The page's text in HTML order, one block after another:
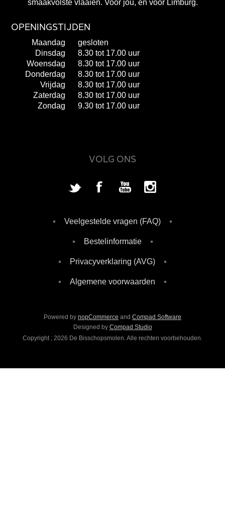
smaakvolste vlaaien. Voor jou, en voor Limburg.
OPENINGSTIJDEN
Maandag
gesloten
Dinsdag
8.30 tot 17.00 uur
Woensdag
8.30 tot 17.00 uur
Donderdag
8.30 tot 17.00 uur
Vrijdag
8.30 tot 17.00 uur
Zaterdag
8.30 tot 17.00 uur
Zondag
9.30 tot 17.00 uur
VOLG ONS
Veelgestelde vragen (FAQ)
Bestelinformatie
Privacyverklaring (AVG)
Algemene voorwaarden
Powered by nopCommerce and Compad Software
Designed by Compad Studio
Copyright ; 2026 De Bisschopsmolen. Alle rechten voorbehouden.